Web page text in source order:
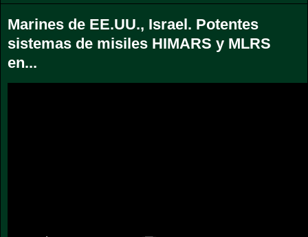
Marines de EE.UU., Israel. Potentes
sistemas de misiles HIMARS y MLRS
en...